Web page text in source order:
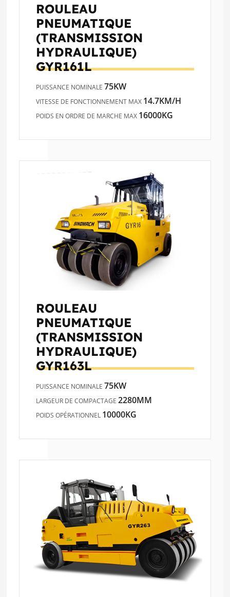
ROULEAU
PNEUMATIQUE
(TRANSMISSION
HYDRAULIQUE)
GYR161L
PUISSANCE NOMINALE75KW
VITESSE DE FONCTIONNEMENT MAX 14.7KM/H
POIDS EN ORDRE DE MARCHE MAX 16000KG
ROULEAU
PNEUMATIQUE
(TRANSMISSION
HYDRAULIQUE)
GYR163L
PUISSANCE NOMINALE75KW
LARGEUR DE COMPACTAGE2280MM
POIDS OPÉRATIONNEL 10000KG